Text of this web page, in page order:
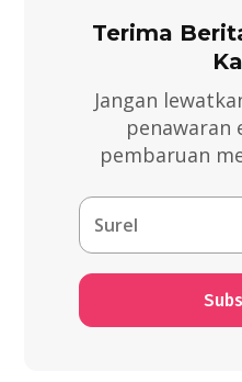
Terima
Jangan
penawaran
pembaruan